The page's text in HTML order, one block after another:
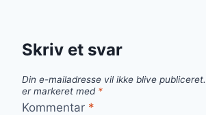
Skriv et svar
Din e-mailadresse vil ikke blive publiceret.
er markeret med *
Kommentar *